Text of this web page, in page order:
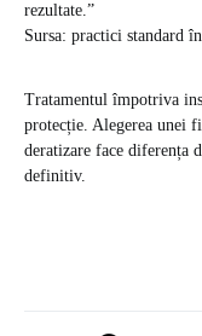
rezultate.”
Sursa: practici standard
Tratamentul împotriva
protecție. Alegerea unei
deratizare face diferența
definitiv.